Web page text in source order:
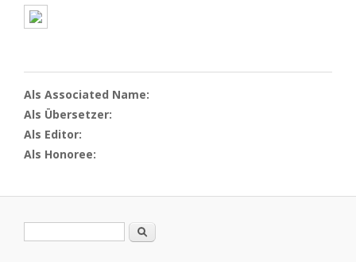
Als Associated Name:
Als Übersetzer:
Als Editor:
Als Honoree:
Search